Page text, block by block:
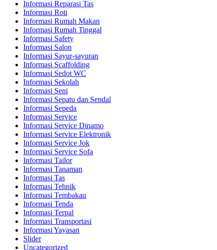
Informasi Reparasi Tas
Informasi Roti
Informasi Rumah Makan
Informasi Rumah Tinggal
Informasi Safety
Informasi Salon
Informasi Sayur-sayuran
Informasi Scaffolding
Informasi Sedot WC
Informasi Sekolah
Informasi Seni
Informasi Sepatu dan Sendal
Informasi Sepeda
Informasi Service
Informasi Service Dinamo
Informasi Service Elektronik
Informasi Service Jok
Informasi Service Sofa
Informasi Tailor
Informasi Tanaman
Informasi Tas
Informasi Tehnik
Informasi Tembakau
Informasi Tenda
Informasi Terpal
Informasi Transportasi
Informasi Yayasan
Slider
Uncategorized